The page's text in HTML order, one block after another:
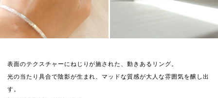
表面のテクスチャーにねじりが施された、動きあるリング。
光の当たり具合で陰影が生まれ、マッドな質感が大人な雰囲気を醸し出
す。